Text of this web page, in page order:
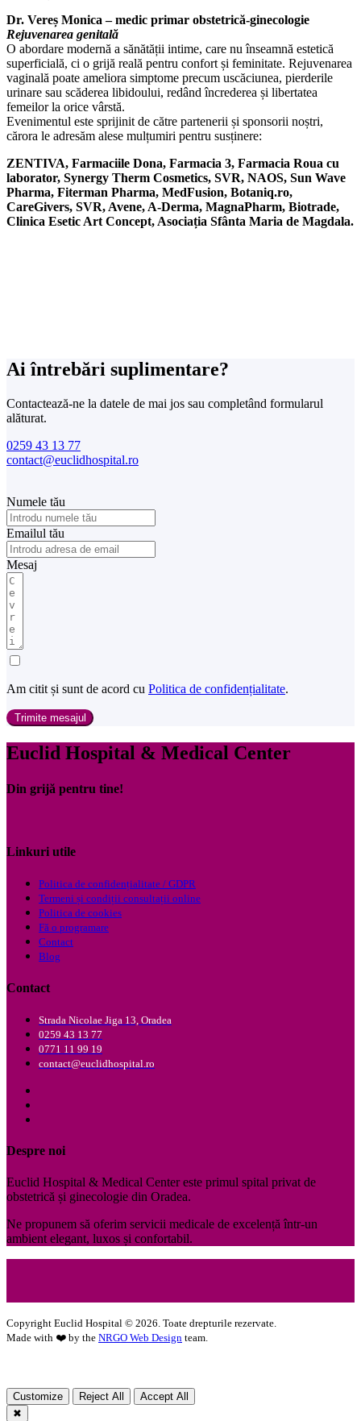
Dr. Vereș Monica – medic primar obstetrică-ginecologie
Rejuvenarea genitală
O abordare modernă a sănătății intime, care nu înseamnă estetică
superficială, ci o grijă reală pentru confort și feminitate. Rejuvenarea
vaginală poate ameliora simptome precum uscăciunea, pierderile
urinare sau scăderea libidoului, redând încrederea și libertatea
femeilor la orice vârstă.
Evenimentul este sprijinit de către partenerii și sponsorii noștri,
cărora le adresăm alese mulțumiri pentru susținere:
ZENTIVA, Farmaciile Dona, Farmacia 3, Farmacia Roua cu
laborator, Synergy Therm Cosmetics, SVR, NAOS, Sun Wave
Pharma, Fiterman Pharma, MedFusion, Botaniq.ro,
CareGivers, SVR, Avene, A-Derma, MagnaPharm, Biotrade,
Clinica Esetic Art Concept, Asociația Sfânta Maria de Magdala.
Ai întrebări suplimentare?
Contactează-ne la datele de mai jos sau completând formularul
alăturat.
0259 43 13 77
contact@euclidhospital.ro
Numele tău
Emailul tău
Mesaj
Am citit și sunt de acord cu Politica de confidențialitate.
Trimite mesajul
Euclid Hospital & Medical Center
Din grijă pentru tine!
Linkuri utile
Politica de confidențialitate / GDPR
Termeni și condiții consultații online
Politica de cookies
Fă o programare
Contact
Blog
Contact
Strada Nicolae Jiga 13, Oradea
0259 43 13 77
0771 11 99 19
contact@euclidhospital.ro
Despre noi
Euclid Hospital & Medical Center este primul spital privat de
obstetrică și ginecologie din Oradea.
Ne propunem să oferim servicii medicale de excelență într-un
ambient elegant, luxos și confortabil.
Copyright Euclid Hospital © 2026. Toate drepturile rezervate.
Made with ❤️ by the NRGO Web Design team.
Customize Reject All
Accept All
✖